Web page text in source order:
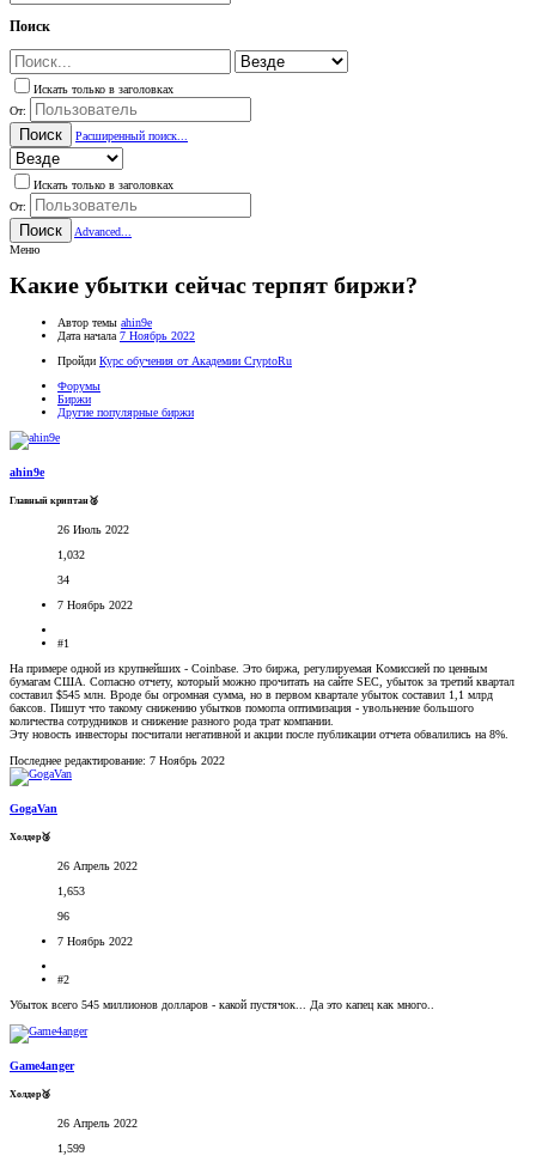
Поиск
Искать только в заголовках
От:
Поиск Расширенный поиск...
Искать только в заголовках
От:
Поиск
Advanced...
Меню
Какие убытки сейчас терпят биржи?
Автор темы ahin9e
Дата начала 7 Ноябрь 2022
Пройди Курс обучения от Академии CryptoRu
Форумы
Биржи
Другие популярные биржи
ahin9e
Главный криптан🥈
26 Июль 2022
1,032
34
7 Ноябрь 2022
#1
На примере одной из крупнейших - Coinbase. Это биржа, регулируемая Комиссией по ценным
бумагам США. Согласно отчету, который можно прочитать на сайте SEC, убыток за третий квартал
составил $545 млн. Вроде бы огромная сумма, но в первом квартале убыток составил 1,1 млрд
баксов. Пишут что такому снижению убытков помогла оптимизация - увольнение большого
количества сотрудников и снижение разного рода трат компании.
Эту новость инвесторы посчитали негативной и акции после публикации отчета обвалились на 8%.
Последнее редактирование: 7 Ноябрь 2022
GogaVan
Холдер🥉
26 Апрель 2022
1,653
96
7 Ноябрь 2022
#2
Убыток всего 545 миллионов долларов - какой пустячок... Да это капец как много..
Game4anger
Холдер🥉
26 Апрель 2022
1,599